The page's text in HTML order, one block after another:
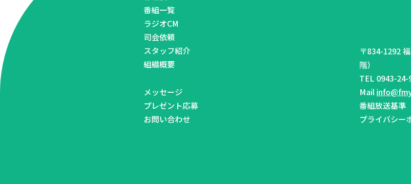
番組一覧
ラジオCM
司会依頼
スタッフ紹介
組織概要
メッセージ
プレゼント応募
お問い合わせ
〒834-1292
階）
TEL 0943-
Mail
番組放送基準
プライバシー